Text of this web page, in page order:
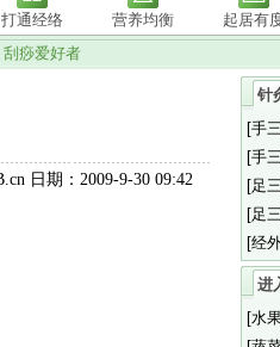
打通经络 营养均衡 起居有
刮痧爱好者
日期：2009-9-30 09:42
针
[手
[手
[足
[足
[经
进
[水